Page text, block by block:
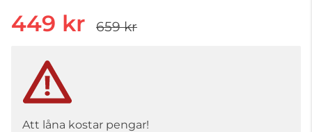
449 kr 659 kr
Att låna kostar pengar!